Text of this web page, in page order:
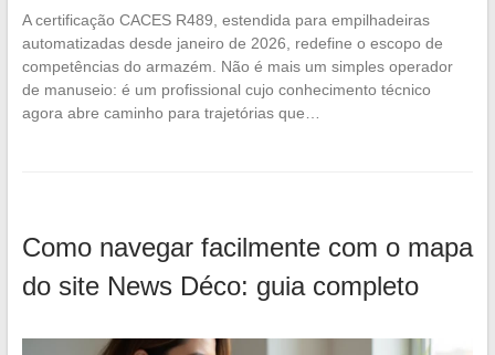
A certificação CACES R489, estendida para empilhadeiras
automatizadas desde janeiro de 2026, redefine o escopo de
competências do armazém. Não é mais um simples operador
de manuseio: é um profissional cujo conhecimento técnico
agora abre caminho para trajetórias que…
Como navegar facilmente com o mapa
do site News Déco: guia completo